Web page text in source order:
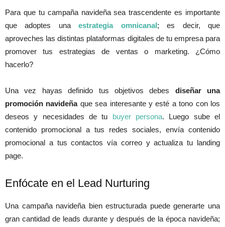
Para que tu campaña navideña sea trascendente es importante
que adoptes unaestrategia omnicanal; es decir, que
aproveches las distintas plataformas digitales de tu empresa para
promover tus estrategias de ventas o marketing. ¿Cómo
hacerlo?
Una vez hayas definido tus objetivos debes diseñar una
promoción navideñaque sea interesante y esté a tono con los
deseos y necesidades de tu buyer persona. Luego sube el
contenido promocional a tus redes sociales, envía contenido
promocional a tus contactos vía correo y actualiza tu landing
page.
Enfócate en el Lead Nurturing
Una campaña navideña bien estructurada puede generarte una
gran cantidad de leads durante y después de la época navideña;